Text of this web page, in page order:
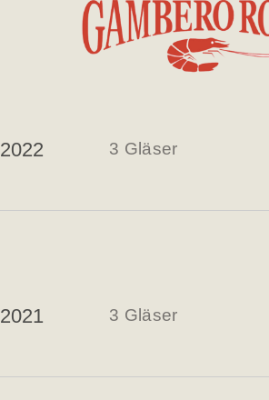
2022 3 Gläser
2021 3 Gläser